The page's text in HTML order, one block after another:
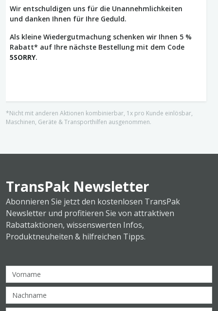
Wir entschuldigen uns für die Unannehmlichkeiten
und danken Ihnen für Ihre Geduld.
Als kleine Wiedergutmachung schenken wir Ihnen 5 %
Rabatt* auf Ihre nächste Bestellung mit dem Code
5SORRY.
*Nicht mit anderen Aktionen kombinierbar, 1x pro Kunde einlösbar,
Maschinen, Geräte & Transporthilfen ausgenommen.
TransPak Newsletter
Abonnieren Sie jetzt den kostenlosen TransPak
Newsletter und profitieren Sie von attraktiven
Rabattaktionen, wissenswerten Infos,
Produktneuheiten & hilfreichen Tipps.